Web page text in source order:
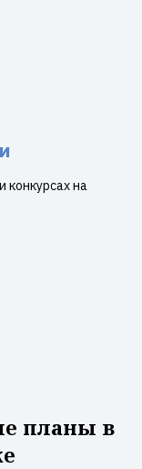
конкурсах на
планы в